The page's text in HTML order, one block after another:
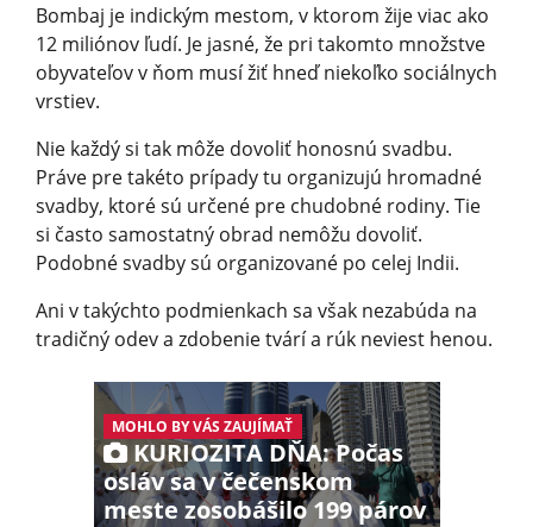
Bombaj je indickým mestom, v ktorom žije viac ako
12 miliónov ľudí. Je jasné, že pri takomto množstve
obyvateľov v ňom musí žiť hneď niekoľko sociálnych
vrstiev.
Nie každý si tak môže dovoliť honosnú svadbu.
Práve pre takéto prípady tu organizujú hromadné
svadby, ktoré sú určené pre chudobné rodiny. Tie
si často samostatný obrad nemôžu dovoliť.
Podobné svadby sú organizované po celej Indii.
Ani v takýchto podmienkach sa však nezabúda na
tradičný odev a zdobenie tvárí a rúk neviest henou.
MOHLO BY VÁS ZAUJÍMAŤ
KURIOZITA DŇA: Počas
osláv sa v čečenskom
meste zosobášilo 199 párov